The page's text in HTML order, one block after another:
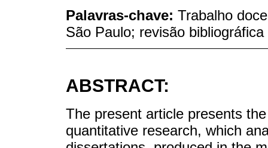
Palavras-chave: Trabalho
São Paulo; revisão bibliográfica
ABSTRACT:
The present article presents
quantitative research, which